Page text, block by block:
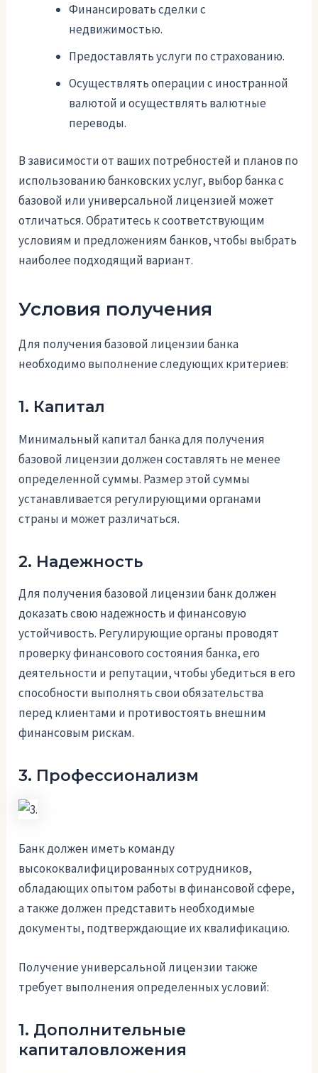
Финансировать сделки с
недвижимостью.
Предоставлять услуги по страхованию.
Осуществлять операции с иностранной
валютой и осуществлять валютные
переводы.
В зависимости от ваших потребностей и планов по
использованию банковских услуг, выбор банка с
базовой или универсальной лицензией может
отличаться. Обратитесь к соответствующим
условиям и предложениям банков, чтобы выбрать
наиболее подходящий вариант.
Условия получения
Для получения базовой лицензии банка
необходимо выполнение следующих критериев:
1. Капитал
Минимальный капитал банка для получения
базовой лицензии должен составлять не менее
определенной суммы. Размер этой суммы
устанавливается регулирующими органами
страны и может различаться.
2. Надежность
Для получения базовой лицензии банк должен
доказать свою надежность и финансовую
устойчивость. Регулирующие органы проводят
проверку финансового состояния банка, его
деятельности и репутации, чтобы убедиться в его
способности выполнять свои обязательства
перед клиентами и противостоять внешним
финансовым рискам.
3. Профессионализм
Банк должен иметь команду
высококвалифицированных сотрудников,
обладающих опытом работы в финансовой сфере,
а также должен представить необходимые
документы, подтверждающие их квалификацию.
Получение универсальной лицензии также
требует выполнения определенных условий:
1. Дополнительные
капиталовложения